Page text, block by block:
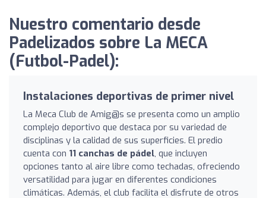
Nuestro comentario desde
Padelizados sobre La MECA
(Futbol-Padel):
Instalaciones deportivas de primer nivel
La Meca Club de Amig@s se presenta como un amplio
complejo deportivo que destaca por su variedad de
disciplinas y la calidad de sus superficies. El predio
cuenta con 11 canchas de pádel, que incluyen
opciones tanto al aire libre como techadas, ofreciendo
versatilidad para jugar en diferentes condiciones
climáticas. Además, el club facilita el disfrute de otros